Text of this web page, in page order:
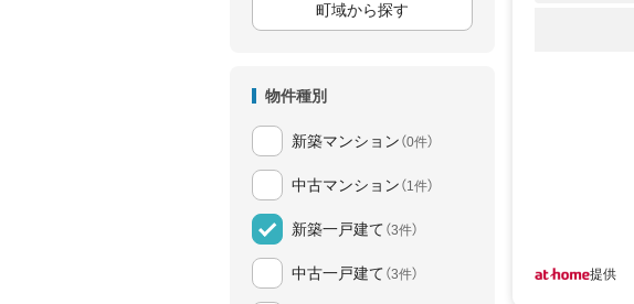
町域から探す
物件種別
新築マンション （0件）
中古マンション （1件）
新築一戸建て （3件）
中古一戸建て （3件） 提供